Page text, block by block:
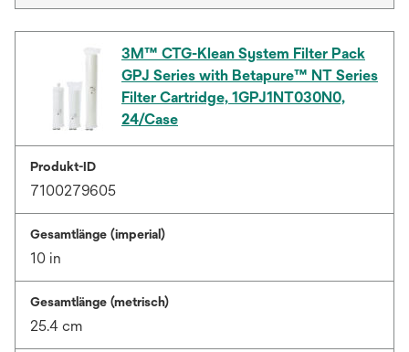
3M™ CTG-Klean System Filter Pack
GPJ Series with Betapure™ NT Series
Filter Cartridge, 1GPJ1NT030N0,
24/Case
Produkt-ID
7100279605
Gesamtlänge (imperial)
10 in
Gesamtlänge (metrisch)
25.4 cm